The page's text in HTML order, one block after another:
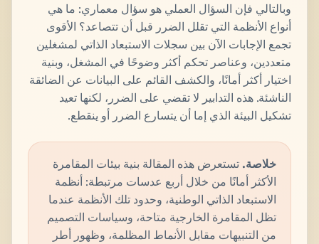
وبالتالي فإن السؤال العملي هو سؤال معماري: ما هي
أنواع الأنظمة التي تقلل الضرر قبل أن تتصاعد؟ الأقوى
تجمع الإجابات الآن بين سجلات الاستبعاد الذاتي لمشغلين
متعددين، وعناصر تحكم أكثر وضوحًا في المشغل، وبنية
اختيار أكثر أمانًا، والكشف القائم على البيانات عن الضائقة
الناشئة. هذه التدابير لا تقضي على الضرر، لكنها تعيد
تشكيل البيئة الذي إما أن يتسارع الضرر أو ينقطع.
خلاصة. تستعرض هذه المقالة بنية بيئات المقامرة
الأكثر أمانًا من خلال أربع عدسات مرتبطة: أنظمة
الاستبعاد الذاتي الوطنية، وحدود تلك الأنظمة عندما
تظل المقامرة الخارجية متاحة، وسياسات التصميم
من التنبيهات مقابل الأنماط المظلمة، وظهور أطر